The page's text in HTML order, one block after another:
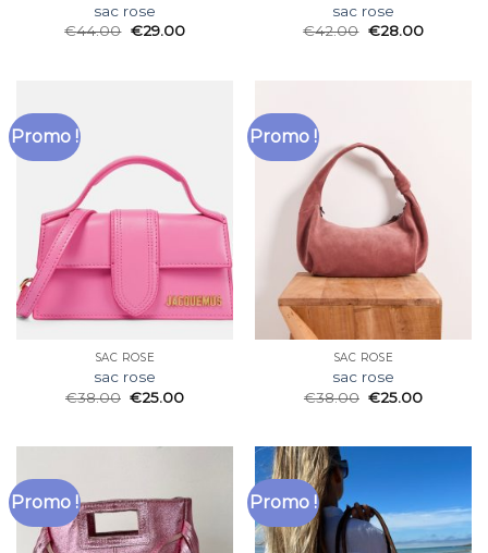
sac rose
€44.00 €29.00
sac rose
€42.00 €28.00
Promo !
SAC ROSE
sac rose
€38.00 €25.00
Promo !
SAC ROSE
sac rose
€38.00 €25.00
Promo ! Promo !